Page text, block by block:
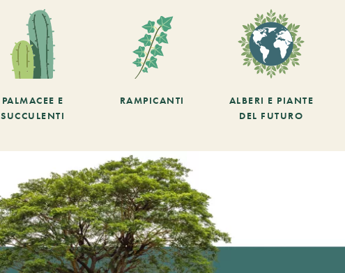
PALMACEE E
SUCCULENTI
RAMPICANTI
ALBERI E PIANTE
DEL FUTURO